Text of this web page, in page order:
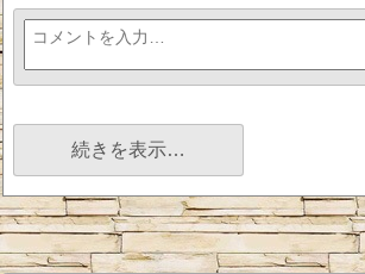
続きを表示…